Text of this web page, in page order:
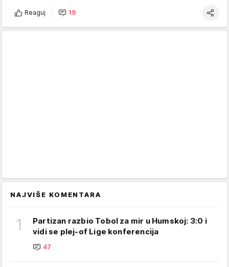
Reaguj 19
NAJVIŠE KOMENTARA
1
Partizan razbio Tobol za mir u Humskoj: 3:0 i
vidi se plej-of Lige konferencija
47